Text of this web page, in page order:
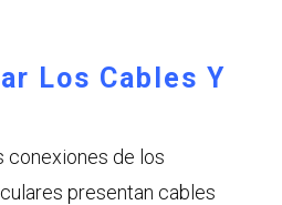
Los Cables Y
conexiones de los
presentan cables